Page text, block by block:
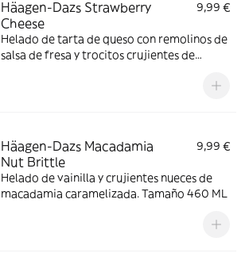
Häagen-Dazs Strawberry
Cheese
9,99 €
Helado de tarta de queso con remolinos de
salsa de fresa y trocitos crujientes de
Häagen-Dazs Macadamia
Nut Brittle
9,99 €
Helado de vainilla y crujientes nueces de
macadamia caramelizada. Tamaño 460 ML